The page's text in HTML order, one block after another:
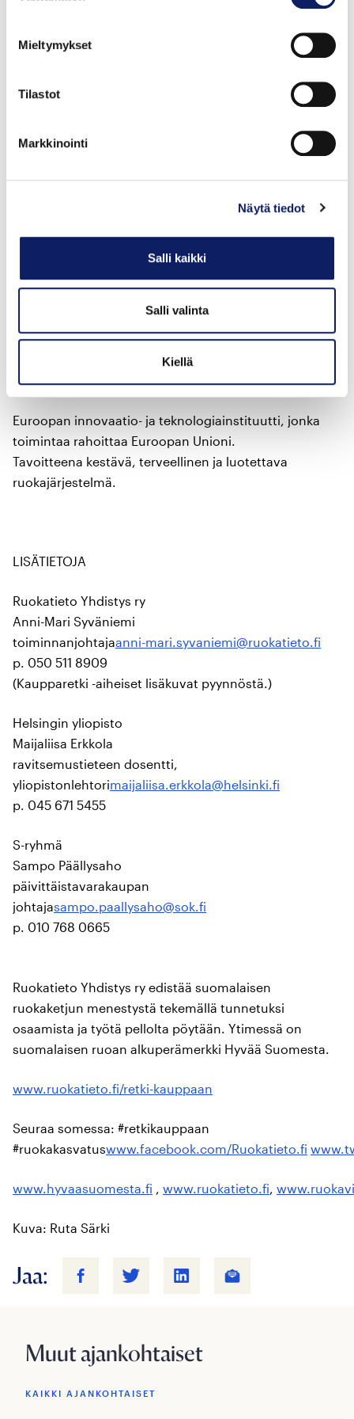
Mieltymykset
Tilastot
Markkinointi
Näytä tiedot
Salli kaikki
Salli valinta
Kiellä
oppimateriaali julkaistaan joulukuussa 2020 ja visa
käynnistyy alkuvuonna 2021.
WeValueFood
Tavoitteena on opettaa, osallistaa ja edistää nuorten
eurooppalaisten tietämystä ruuasta sekä lisätä ruuan
arvostusta.
ruokakasvatusmenetelmät, jotta ne ovat jatkossa
helpommin löydettävissä.
EIT Food
Euroopan innovaatio- ja teknologiainstituutti, jonka
toimintaa rahoittaa Euroopan Unioni.
Tavoitteena kestävä, terveellinen ja luotettava
ruokajärjestelmä.
LISÄTIETOJA
Ruokatieto Yhdistys ry
Anni-Mari Syväniemi
toiminnanjohtajaanni-mari.syvaniemi@ruokatieto.fi
p. 050 511 8909
(Kaupparetki -aiheiset lisäkuvat pyynnöstä.)
Helsingin yliopisto
Maijaliisa Erkkola
ravitsemustieteen dosentti,
yliopistonlehtorimaijaliisa.erkkola@helsinki.fi
p. 045 671 5455
S-ryhmä
Sampo Päällysaho
päivittäistavarakaupan
johtajasampo.paallysaho@sok.fi
p. 010 768 0665
Ruokatieto Yhdistys ry edistää suomalaisen
ruokaketjun menestystä tekemällä tunnetuksi
osaamista ja työtä pellolta pöytään. Ytimessä on
suomalaisen ruoan alkuperämerkki Hyvää Suomesta.
www.ruokatieto.fi/retki-kauppaan
Seuraa somessa: #retkikauppaan
#ruokakasvatuswww.facebook.com/Ruokatieto.fi
www.hyvaasuomesta.fi www.ruokatieto.fi
Kuva: Ruta Särki
Jaa:
Muut ajankohtaiset
KAIKKI AJANKOHTAISET